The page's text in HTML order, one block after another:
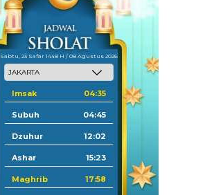
Sabtu, 23 Safar 1448 H / 08 Agustus 2026
Imsak 04:35
Subuh 04:45
Dzuhur 12:02
Ashar 15:23
Maghrib 17:58